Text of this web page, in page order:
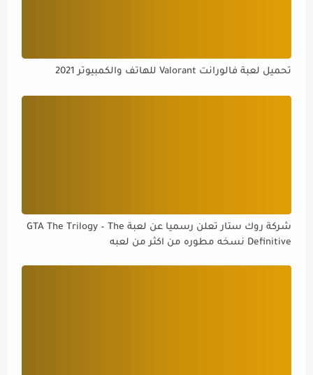
تحميل لعبة فالورانت Valorant للهاتف والكمبيوتر 2021
شركة روك ستار تعلن رسميا عن لعبة GTA The Trilogy – The
Definitive نسخه مطوره من اكثر من لعبه